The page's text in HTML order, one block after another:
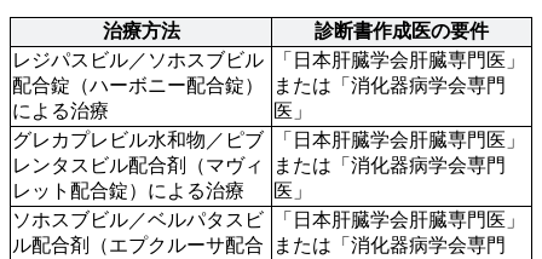
治療方法
診断書作成医の要件
レジパスビル／ソホスブビル
配合錠（ハーボニー配合錠）
による治療
「日本肝臓学会肝臓専門医」
または「消化器病学会専門
医」
グレカプレビル水和物／ピブ
レンタスビル配合剤（マヴィ
レット配合錠）による治療
「日本肝臓学会肝臓専門医」
または「消化器病学会専門
医」
ソホスブビル／ベルパタスビ
ル配合剤（エプクルーサ配合
「日本肝臓学会肝臓専門医」
または「消化器病学会専門